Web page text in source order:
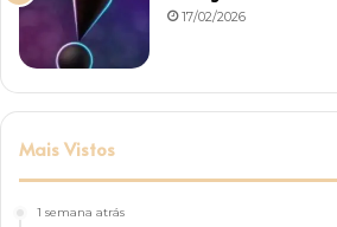
17/02/2026
Mais Vistos
1 semana atrás